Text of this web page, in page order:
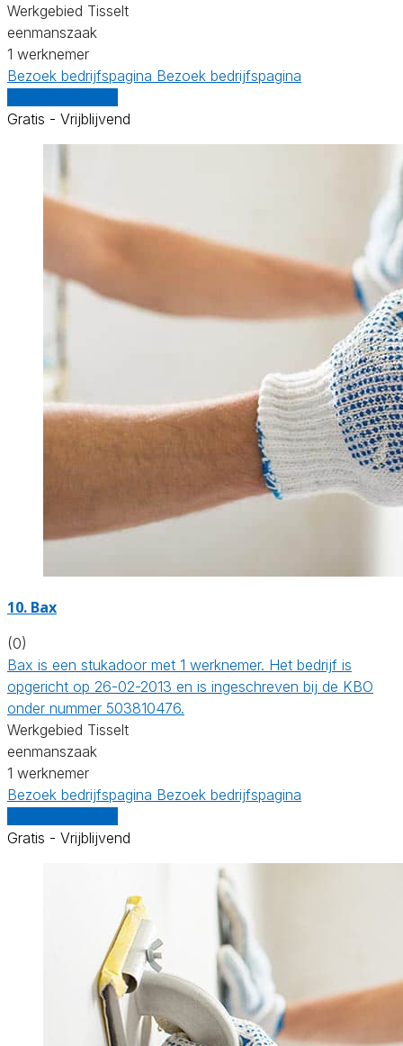
Werkgebied Tisselt
eenmanszaak
1 werknemer
Bezoek bedrijfspagina Bezoek bedrijfspagina
Gratis - Vrijblijvend
10. Bax
(0)
Bax is een stukadoor met 1 werknemer. Het bedrijf is
opgericht op 26-02-2013 en is ingeschreven bij de KBO
onder nummer 503810476.
Werkgebied Tisselt
eenmanszaak
1 werknemer
Bezoek bedrijfspagina Bezoek bedrijfspagina
Gratis - Vrijblijvend